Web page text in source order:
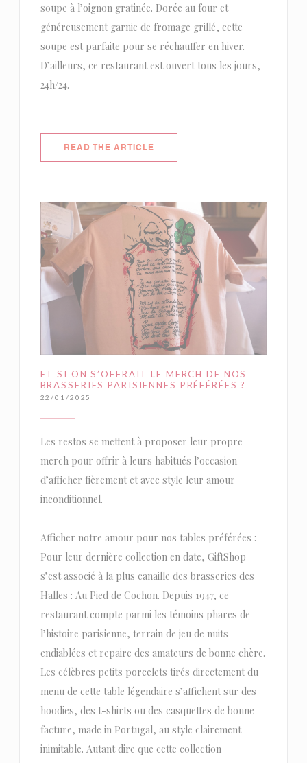
soupe à l’oignon gratinée. Dorée au four et
généreusement garnie de fromage grillé, cette
soupe est parfaite pour se réchauffer en hiver.
D’ailleurs, ce restaurant est ouvert tous les jours,
24h/24.
READ THE ARTICLE((OPENS IN A NEW WINDOW))
ET SI ON S’OFFRAIT LE MERCH DE NOS
BRASSERIES PARISIENNES PRÉFÉRÉES ?
22/01/2025
Les restos se mettent à proposer leur propre
merch pour offrir à leurs habitués l’occasion
d’afficher fièrement et avec style leur amour
inconditionnel.
Afficher notre amour pour nos tables préférées :
Pour leur dernière collection en date, GiftShop
s’est associé à la plus canaille des brasseries des
Halles : Au Pied de Cochon. Depuis 1947, ce
restaurant compte parmi les témoins phares de
l’histoire parisienne, terrain de jeu de nuits
endiablées et repaire des amateurs de bonne chère.
Les célèbres petits porcelets tirés directement du
menu de cette table légendaire s’affichent sur des
hoodies, des t-shirts ou des casquettes de bonne
facture, made in Portugal, au style clairement
inimitable. Autant dire que cette collection